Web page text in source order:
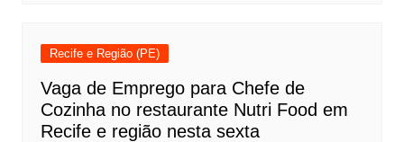
Recife e Região (PE)
Vaga de Emprego para Chefe de
Cozinha no restaurante Nutri Food em
Recife e região nesta sexta